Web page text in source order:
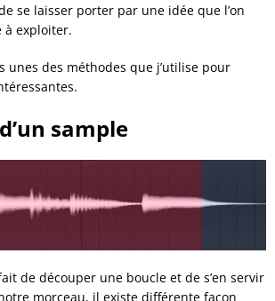
se laisser porter par une idée que l’on
à exploiter.
unes des méthodes que j’utilise pour
sample
de découper une boucle et de s’en servir
morceau, il existe différente façon